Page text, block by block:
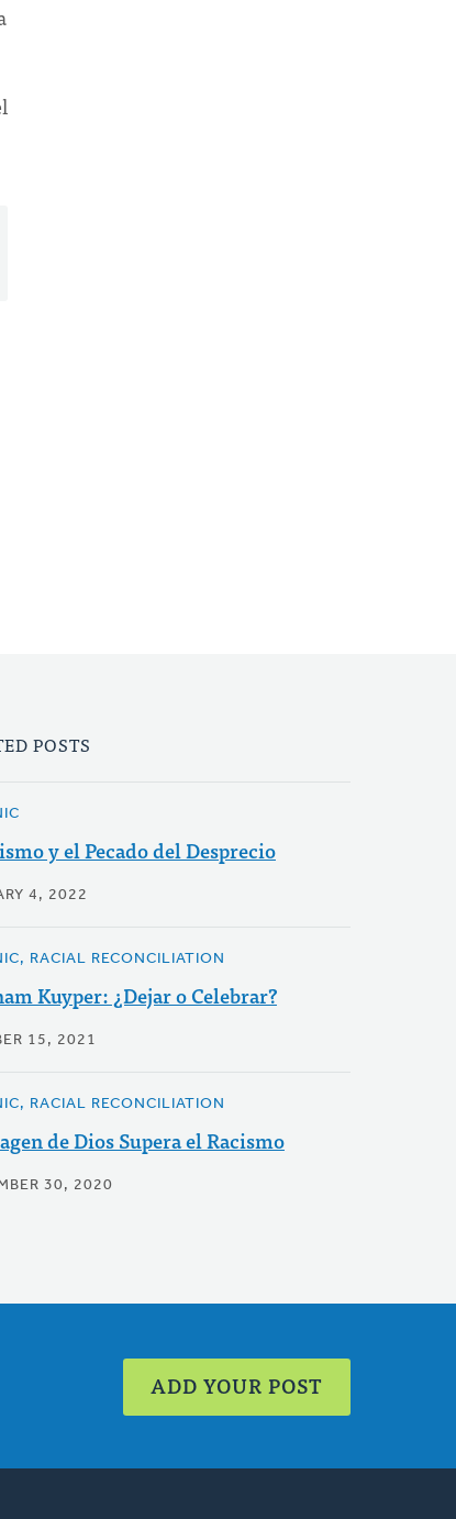
POSTS
y el Pecado del Desprecio
4, 2022
RACIAL RECONCILIATION
Kuyper: ¿Dejar o Celebrar?
15, 2021
RACIAL RECONCILIATION
de Dios Supera el Racismo
30, 2020
ADD YOUR POST